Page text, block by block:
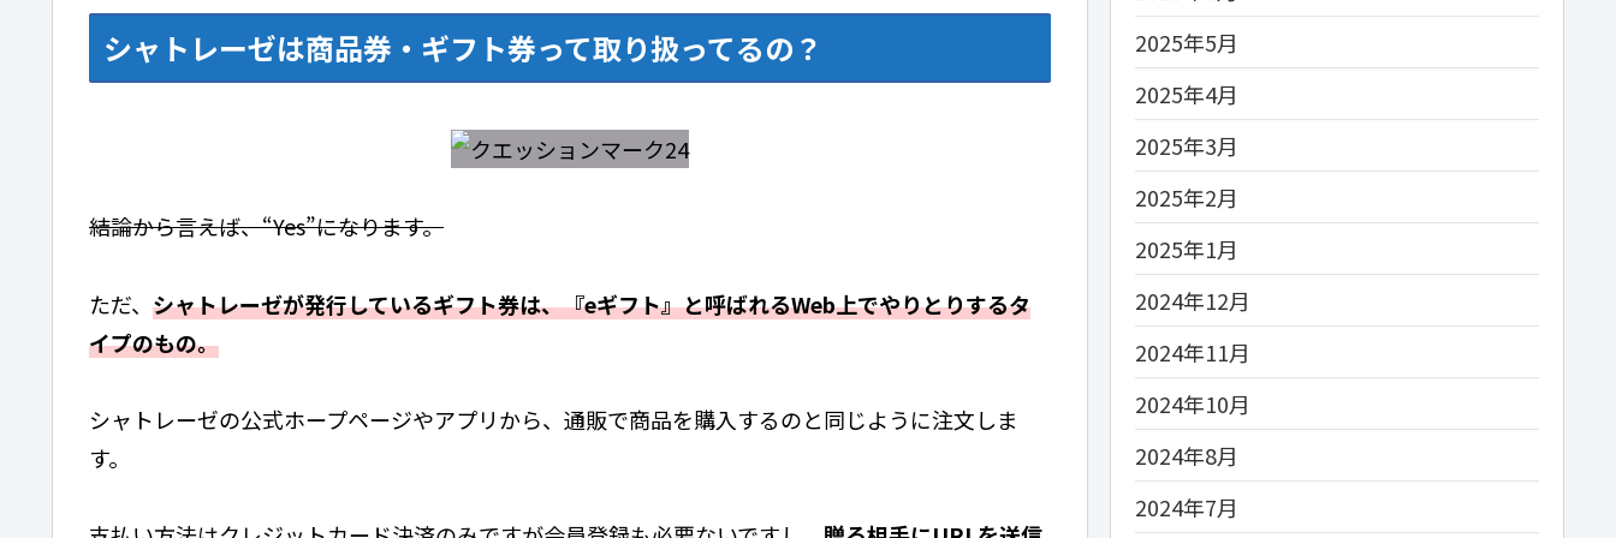
シャトレーゼは商品券・ギフト券って取り扱ってるの？
結論から言えば、“Yes”になります。
ただ、 シャトレーゼが発行しているギフト券は、『eギフト』と呼ばれるWeb上でやりとりするタ
イプのもの。
シャトレーゼの公式ホープページやアプリから、通販で商品を購入するのと同じように注文しま
す。
2025年5月
2025年4月
2025年3月
2025年2月
2025年1月
2024年12月
2024年11月
2024年10月
2024年8月
2024年7月